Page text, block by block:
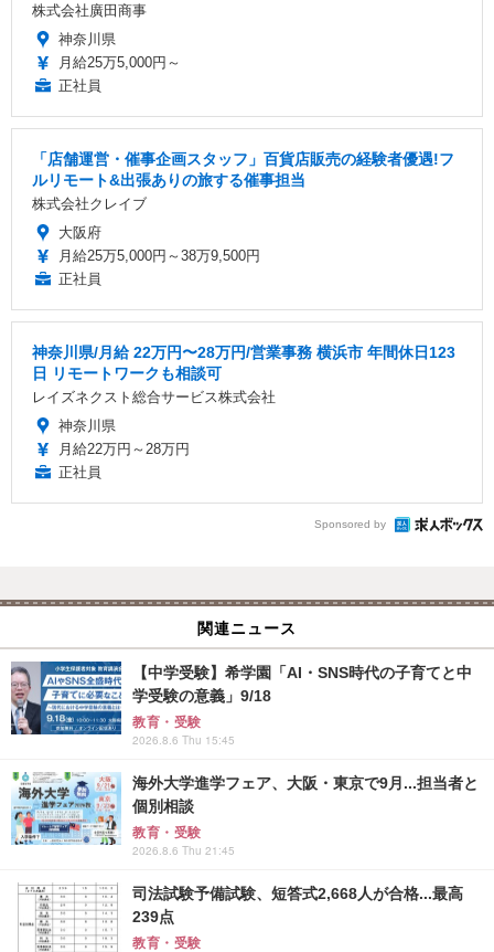
株式会社廣田商事
神奈川県
月給25万5,000円～
正社員
「店舗運営・催事企画スタッフ」百貨店販売の経験者優遇!フ
ルリモート&出張ありの旅する催事担当
株式会社クレイブ
大阪府
月給25万5,000円～38万9,500円
正社員
神奈川県/月給 22万円〜28万円/営業事務 横浜市 年間休日123
日 リモートワークも相談可
レイズネクスト総合サービス株式会社
神奈川県
月給22万円～28万円
正社員
Sponsored by
関連ニュース
【中学受験】希学園「AI・SNS時代の子育てと中
学受験の意義」9/18
教育・受験
2026.8.6 Thu 15:45
海外大学進学フェア、大阪・東京で9月...担当者と
個別相談
教育・受験
2026.8.6 Thu 21:45
司法試験予備試験、短答式2,668人が合格...最高
239点
教育・受験